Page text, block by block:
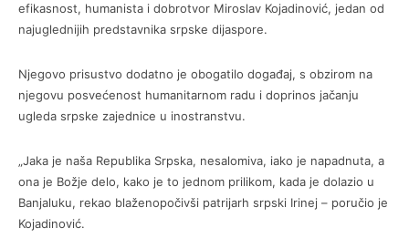
efikasnost, humanista i dobrotvor Miroslav Kojadinović, jedan od
najuglednijih predstavnika srpske dijaspore.
Njegovo prisustvo dodatno je obogatilo događaj, s obzirom na
njegovu posvećenost humanitarnom radu i doprinos jačanju
ugleda srpske zajednice u inostranstvu.
„Jaka je naša Republika Srpska, nesalomiva, iako je napadnuta, a
ona je Božje delo, kako je to jednom prilikom, kada je dolazio u
Banjaluku, rekao blaženopočivši patrijarh srpski Irinej – poručio je
Kojadinović.